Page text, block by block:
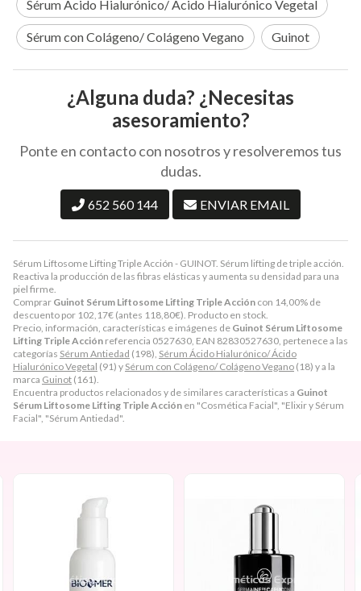
Sérum Liftosome Lifting Triple Acción - GUINOT. Sérum lifting de triple acción.
Reactiva la producción de las fibras elásticas y aumenta su densidad para una
piel firme.
Comprar Guinot Sérum Liftosome Lifting Triple Acción con 14,00% de
descuento por 102,17€ (antes 118,80€). Producto en stock.
Precio, información, características e imágenes de Guinot Sérum Liftosome
Lifting Triple Acción referencia 0527630, EAN 82830527630, pertenece a las
categorías Sérum Antiedad (198), Sérum Ácido Hialurónico/ Ácido
Hialurónico Vegetal (91) y Sérum con Colágeno/ Colágeno Vegano (18) y a la
marca Guinot (161).
Encuentra productos relacionados y de similares características a Guinot
Sérum Liftosome Lifting Triple Acción en "Cosmética Facial", "Elixir y Sérum
Facial", "Sérum Antiedad".
Sérum Ácido Hialurónico/ Ácido Hialurónico Vegetal
Sérum con Colágeno/ Colágeno Vegano Guinot
¿Alguna duda? ¿Necesitas
asesoramiento?
Ponte en contacto con nosotros y resolveremos tus
dudas.
652 560 144 ENVIAR EMAIL